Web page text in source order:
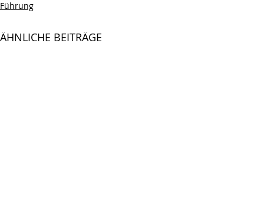
Führung
ÄHNLICHE BEITRÄGE